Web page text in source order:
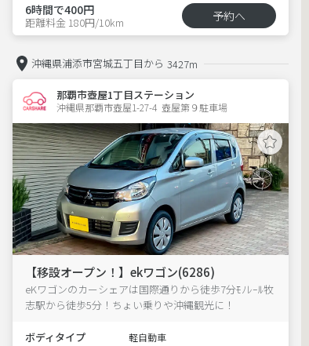
6時間で400円
距離料金 180円/10km 予約へ
沖縄県浦添市宮城五丁目から 3427m
那覇市壺屋1丁目ステーション
沖縄県那覇市壺屋1-27-4  壺屋第９駐車場
【移設オープン！】ekワゴン(6286)
eKワゴンのカーシェアは国際通りから徒歩7分ﾓﾉﾚｰﾙ牧
志駅から徒歩5分！ちょい乗りや沖縄観光に！
ボディタイプ 軽自動車